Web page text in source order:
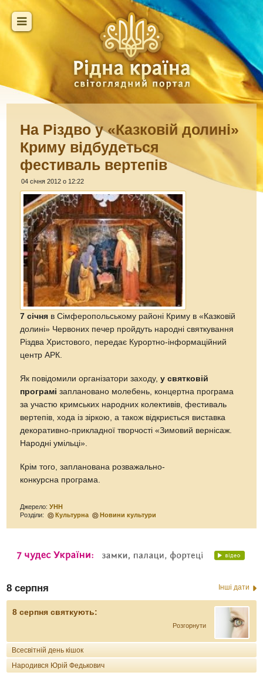
На Різдво у «Казковій долині»
Криму відбудеться
фестиваль вертепів
04 січня 2012 о 12:22
7 січня в Сімферопольському районі Криму в «Казковій
долині» Червоних печер пройдуть народні святкування
Різдва Христового, передає Курортно-інформаційний
центр АРК.
Як повідомили організатори заходу,у святковій
програмі заплановано молебень, концертна програма
за участю кримських народних колективів, фестиваль
вертепів, хода із зіркою, а також відкриється виставка
декоративно-прикладної творчості «Зимовий вернісаж.
Народні умільці».
Крім того, запланована розважально-
конкурсна програма.
Джерело:УНН
Розділи:
Культурна Новини культури
8 серпня Інші дати
8 серпня святкують:
Розгорнути
Всесвітній день кішок
Народився Юрій Федькович